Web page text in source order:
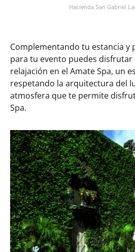
Hacienda San Gabriel
Complementando tu estancia y
para tu evento puedes disfrutar
relajación en el Amate Spa, un
respetando la arquitectura del
atmosfera que te permite
Spa.